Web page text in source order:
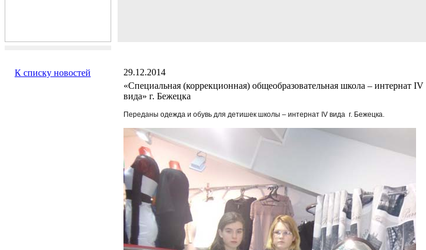
К списку новостей
29.12.2014
«Специальная (коррекционная) общеобразовательная школа – интернат IV
вида» г. Бежецка
Переданы одежда и обувь для детишек школы – интернат IV вида г. Бежецка.